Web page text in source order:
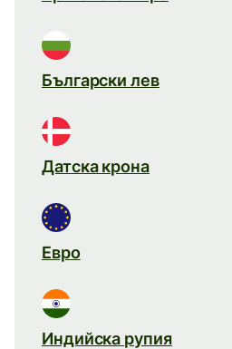
Български лев
Датска крона
Евро
Индийска рупия